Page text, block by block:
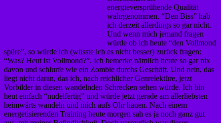
energieversprühende Qualität
wahrgenommen. “Den Biss” hab
ich derzeit allerdings so gar nicht.
Und wenn mich jemand fragen
würde ob ich heute “den Vollmond
spüre”, so würde ich (wüsste ich es nicht besser) zurück fragen:
“Was? Heut ist Vollmond?”. Ich bemerke nämlich heute so gar nix
davon und schlurfe wie ein Zombie durchs Geschäft. Und nein, das
liegt nicht daran, das ich, nach reichlicher Genrelektüre, jetzt
Vorbilder in diesen wandelnden Schrecken sehen würde. Ich bin
heut einfach “nudelfertig” und würde jetzt gerade am allerliebsten
heimwärts wandeln und mich aufs Ohr hauen. Nach einem
energetisierenden Training heute morgen sah es ja noch ganz gut